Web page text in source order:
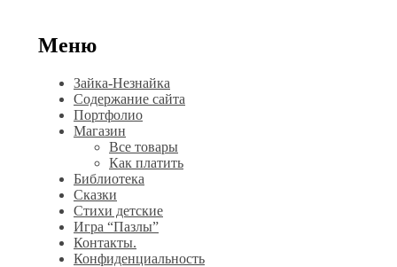
Меню
Зайка-Незнайка
Содержание сайта
Портфолио
Магазин
Все товары
Как платить
Библиотека
Сказки
Стихи детские
Игра “Пазлы”
Контакты.
Конфиденциальность